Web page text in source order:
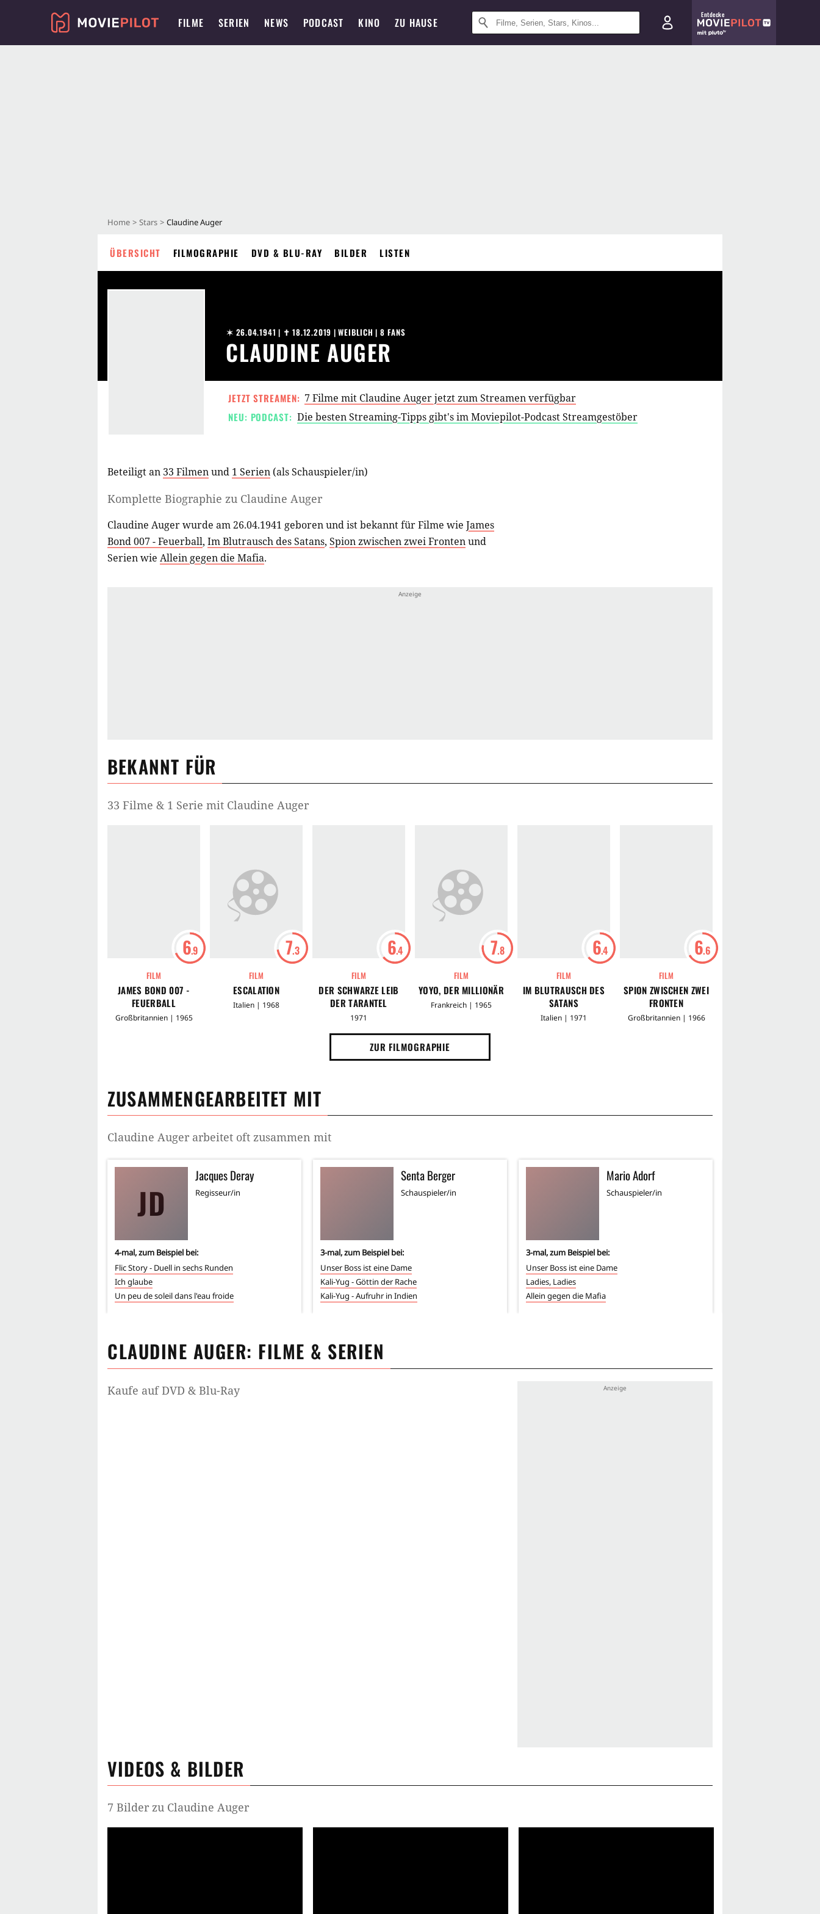
FILME SERIEN NEWS PODCAST KINO ZU HAUSE
Entdecke
Home Stars Claudine Auger
ÜBERSICHT FILMOGRAPHIE DVD & BLU-RAY BILDER LISTEN
CLAUDINE AUGER
✶ 26.04.1941 | ✝︎ 18.12.2019 | WEIBLICH | 8 FANS
JETZT STREAMEN: 7 Filme mit Claudine Auger jetzt zum Streamen verfügbar
NEU: PODCAST: Die besten Streaming-Tipps gibt's im Moviepilot-Podcast Streamgestöber
Beteiligt an 33 Filmenund 1 Serien (alsSchauspieler/in)
Komplette Biographie zu Claudine Auger
Claudine Auger wurde am 26.04.1941 geboren und ist bekannt für Filme wie James
Bond 007 - Feuerball, Im Blutrausch des Satans, Spion zwischen zwei Frontenund
Serien wie Allein gegen die Mafia.
BEKANNT FÜR
33 Filme & 1 Serie mit Claudine Auger
6.9
FILM
JAMES BOND 007 -
FEUERBALL
Großbritannien | 1965
7.3
FILM
ESCALATION
Italien | 1968
6.4
FILM
DER SCHWARZE LEIB
DER TARANTEL
1971
7.8
FILM
YOYO, DER MILLIONÄR
Frankreich | 1965
6.4
FILM
IM BLUTRAUSCH DES
SATANS
Italien | 1971
6.6
FILM
SPION ZWISCHEN ZWEI
FRONTEN
Großbritannien | 1966
ZUR FILMOGRAPHIE
ZUSAMMENGEARBEITET MIT
Claudine Auger arbeitet oft zusammen mit
JD
Jacques Deray
Regisseur/in
4-mal, zum Beispiel bei:
Flic Story - Duell in sechs Runden
Ich glaube
Un peu de soleil dans l'eau froide
Senta Berger
Schauspieler/in
3-mal, zum Beispiel bei:
Unser Boss ist eine Dame
Kali-Yug - Göttin der Rache
Kali-Yug - Aufruhr in Indien
Mario Adorf
Schauspieler/in
3-mal, zum Beispiel bei:
Unser Boss ist eine Dame
Ladies, Ladies
Allein gegen die Mafia
CLAUDINE AUGER: FILME & SERIEN
Kaufe auf DVD & Blu-Ray
VIDEOS & BILDER
7 Bilder zu Claudine Auger